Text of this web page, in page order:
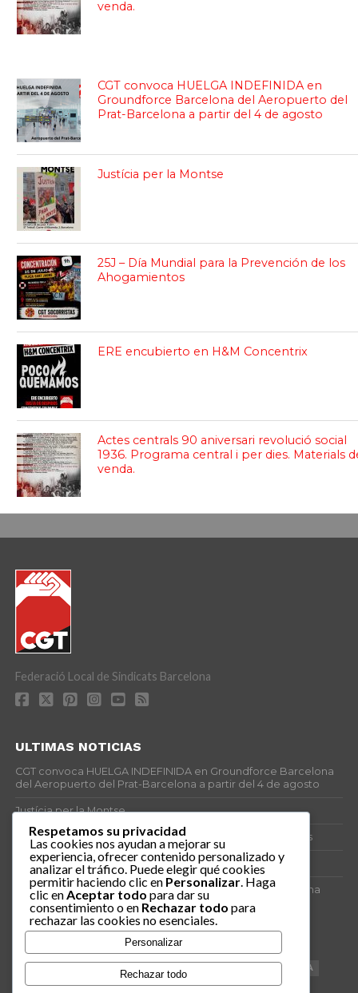
venda.
CGT convoca HUELGA INDEFINIDA en
Groundforce Barcelona del Aeropuerto del
Prat-Barcelona a partir del 4 de agosto
Justícia per la Montse
25J – Día Mundial para la Prevención de los
Ahogamientos
ERE encubierto en H&M Concentrix
Actes centrals 90 aniversari revolució social
1936. Programa central i per dies. Materials
venda.
Federació Local de Sindicats Barcelona
ULTIMAS NOTICIAS
CGT convoca HUELGA INDEFINIDA en Groundforce Barcelona
del Aeropuerto del Prat-Barcelona a partir del 4 de agosto
Justícia per la Montse
25J – Día Mundial para la Prevención de los Ahogamientos
ERE encubierto en H&M Concentrix
Actes centrals 90 aniversari revolució social 1936. Programa
central i per dies. Materials de venda.
VAGA TELEMARKETING NETEJA
CONFERENCIA
DOCUMENTAL
SANITAT CATSALUT 061 ANTI-MWC
Respetamos su privacidad
Las cookies nos ayudan a mejorar su
experiencia, ofrecer contenido personalizado y
analizar el tráfico. Puede elegir qué cookies
permitir haciendo clic en Personalizar . Haga
clic en Aceptar todo para dar su
consentimiento o en Rechazar todo para
rechazar las cookies no esenciales.
Personalizar
Rechazar todo